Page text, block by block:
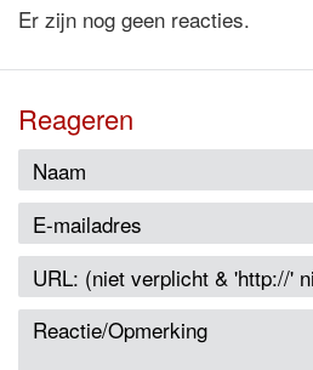
Er zijn nog geen reacties.
Reageren